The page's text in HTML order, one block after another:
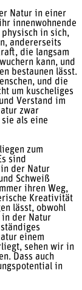
Natur in einer
innenwohnende
in sich,
andererseits
die langsam
kann, und
bestaunen lässt.
und die
um kuscheliges
Verstand im
zwar
als eine
zum
sind
der Natur
Schweiß
ihren Weg,
Kreativität
lässt, obwohl
in der Natur
einem
sehen wir in
Dass auch
in